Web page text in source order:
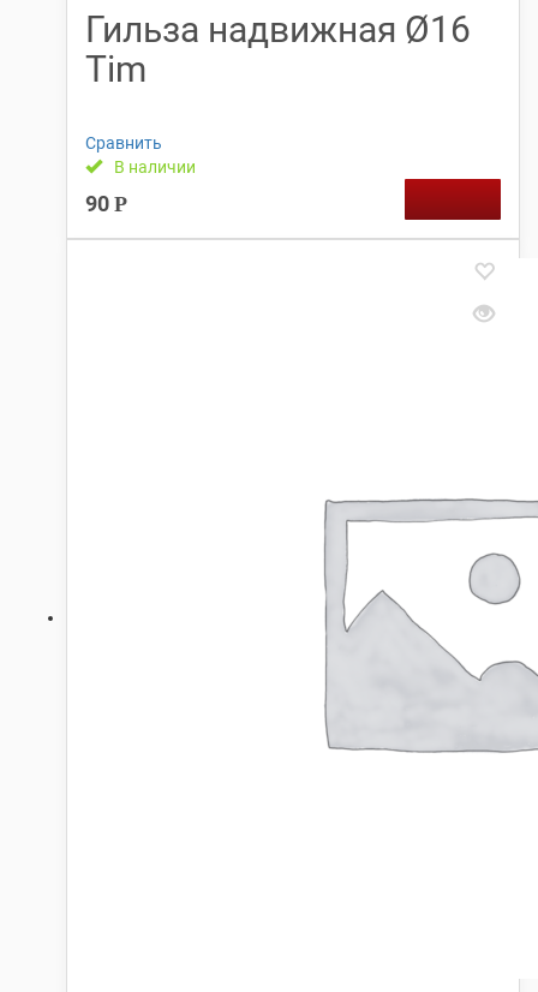
Гильза надвижная Ø16
Tim
Сравнить
В наличии
90 Р